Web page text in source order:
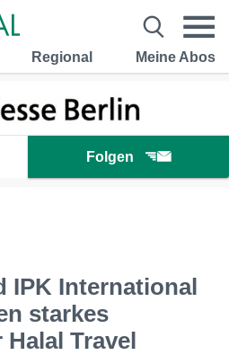
Regional Meine Abos
Folgen
IPK International
starkes
Travel